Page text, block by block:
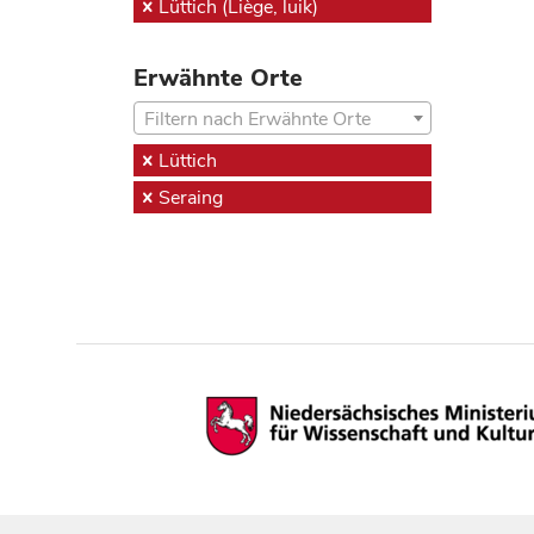
Lüttich (Liège, luik)
Erwähnte Orte
Filtern nach Erwähnte Orte
Lüttich
Seraing